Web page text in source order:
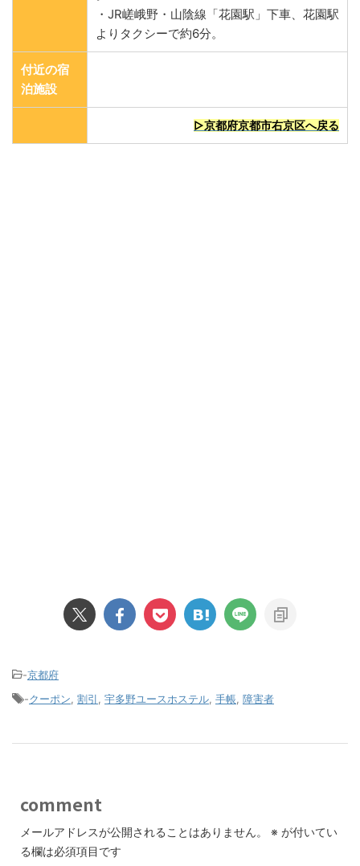
・JR嵯峨野・山陰線「花園駅」下車、花園駅
よりタクシーで約6分。
付近の宿
泊施設
▷京都府京都市右京区へ戻る
-京都府
-クーポン 割引 宇多野ユースホステル 手帳 障害者
comment
メールアドレスが公開されることはありません。 ※ が付いてい
る欄は必須項目です